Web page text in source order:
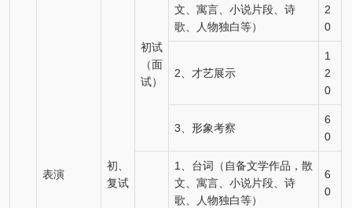
表演
初、
复试
初试
（面
试）
文、寓言、小说片段、诗
歌、人物独白等）
2
0
2、才艺展示
1
2
0
3、形象考察
6
0
1、台词（自备文学作品，散
文、寓言、小说片段、诗
歌、人物独白等）
6
0